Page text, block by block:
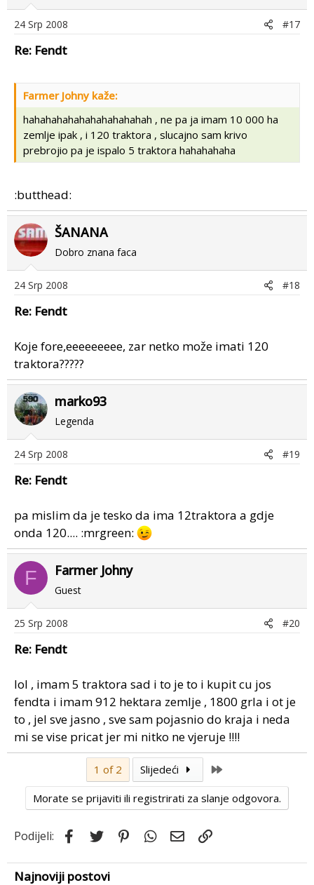
24 Srp 2008 #17
Re: Fendt
Farmer Johny kaže:
hahahahahahahahahahahah , ne pa ja imam 10 000 ha
zemlje ipak , i 120 traktora , slucajno sam krivo
prebrojio pa je ispalo 5 traktora hahahahaha
:butthead:
ŠANANA
Dobro znana faca
24 Srp 2008 #18
Re: Fendt
Koje fore,eeeeeeeee, zar netko može imati 120
traktora?????
marko93
Legenda
24 Srp 2008 #19
Re: Fendt
pa mislim da je tesko da ima 12traktora a gdje
onda 120.... :mrgreen:
F Farmer Johny
Guest
25 Srp 2008 #20
Re: Fendt
lol , imam 5 traktora sad i to je to i kupit cu jos
fendta i imam 912 hektara zemlje , 1800 grla i ot je
to , jel sve jasno , sve sam pojasnio do kraja i neda
mi se vise pricat jer mi nitko ne vjeruje !!!!
1 of 2 Slijedeći
Morate se prijaviti ili registrirati za slanje odgovora.
Podijeli: Facebook
Twitter PinterestWhatsApp
Email
Najnoviji postovi